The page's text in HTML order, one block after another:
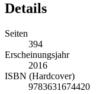
Details
Seiten
394
Erscheinungsjahr
2016
ISBN (Hardcover)
9783631674420